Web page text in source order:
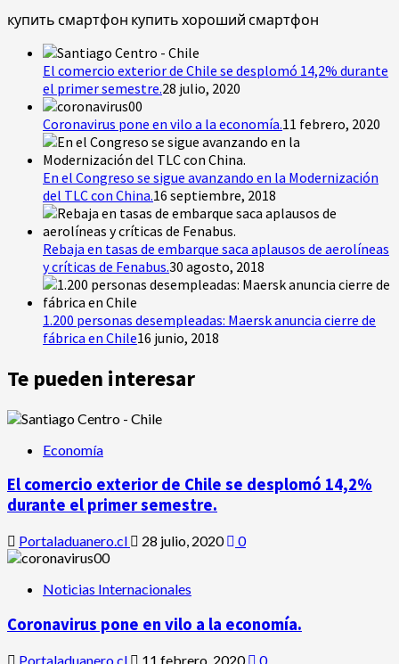
купить смартфон купить хороший смартфон
El comercio exterior de Chile se desplomó 14,2% durante
el primer semestre.28 julio, 2020
Coronavirus pone en vilo a la economía.11 febrero, 2020
En el Congreso se sigue avanzando en la Modernización
del TLC con China.16 septiembre, 2018
Rebaja en tasas de embarque saca aplausos de aerolíneas
y críticas de Fenabus.30 agosto, 2018
1.200 personas desempleadas: Maersk anuncia cierre de
fábrica en Chile16 junio, 2018
Te pueden interesar
Economía
El comercio exterior de Chile se desplomó 14,2%
durante el primer semestre.
Portaladuanero.cl 28 julio, 2020 0
Noticias Internacionales
Coronavirus pone en vilo a la economía.
Portaladuanero.cl 11 febrero, 2020 0